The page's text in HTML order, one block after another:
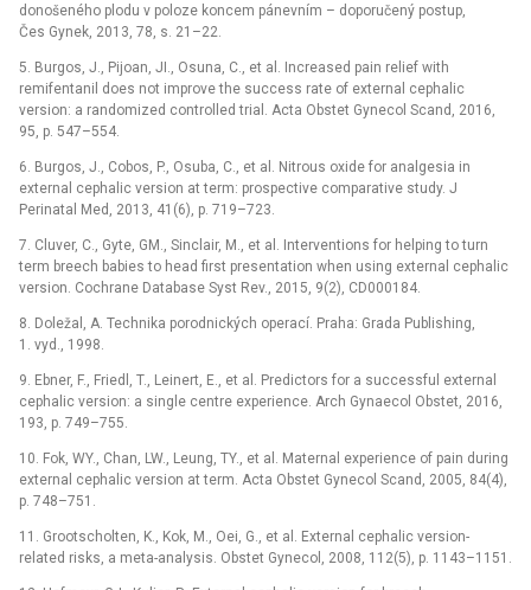
donošeného plodu v poloze koncem pánevním –⁠ doporučený postup,
Čes Gynek, 2013, 78, s. 21–22.
5. Burgos, J., Pijoan, JI., Osuna, C., et al. Increased pain relief with
remifentanil does not improve the success rate of external cephalic
version: a randomized controlled trial. Acta Obstet Gynecol Scand, 2016,
95, p. 547–554.
6. Burgos, J., Cobos, P., Osuba, C., et al. Nitrous oxide for analgesia in
external cephalic version at term: prospective comparative study. J
Perinatal Med, 2013, 41(6), p. 719–723.
7. Cluver, C., Gyte, GM., Sinclair, M., et al. Interventions for helping to turn
term breech babies to head first presentation when using external cephalic
version. Cochrane Database Syst Rev., 2015, 9(2), CD000184.
8. Doležal, A. Technika porodnických operací. Praha: Grada Publishing,
1. vyd., 1998.
9. Ebner, F., Friedl, T., Leinert, E., et al. Predictors for a success­ful external
cephalic version: a single centre experience. Arch Gynaecol Obstet, 2016,
193, p. 749–755.
10. Fok, WY., Chan, LW., Leung, TY., et al. Maternal experience of pain during
external cephalic version at term. Acta Obstet Gynecol Scand, 2005, 84(4),
p. 748–751.
11. Grootscholten, K., Kok, M., Oei, G., et al. External cephalic version-
related risks, a meta-analysis. Obstet Gynecol, 2008, 112(5), p. 1143–1151.